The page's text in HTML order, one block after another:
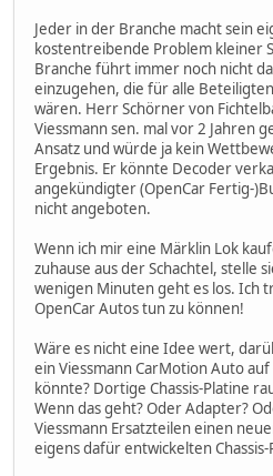
Jeder in der Branche macht sein
kostentreibende Problem kleiner
Branche führt immer noch nicht
einzugehen, die für alle
wären. Herr Schörner von
Viessmann sen. mal vor 2 Jahren
Ansatz und würde ja kein
Ergebnis. Er könnte Decoder
angekündigter (OpenCar Fertig-
nicht angeboten.
Wenn ich mir eine Märklin Lok
zuhause aus der Schachtel, stelle
wenigen Minuten geht es los. Ich
OpenCar Autos tun zu können!
Wäre es nicht eine Idee wert,
ein Viessmann CarMotion Auto
könnte? Dortige Chassis-Platine
Wenn das geht? Oder Adapter?
Viessmann Ersatzteilen einen
eigens dafür entwickelten Chassis-